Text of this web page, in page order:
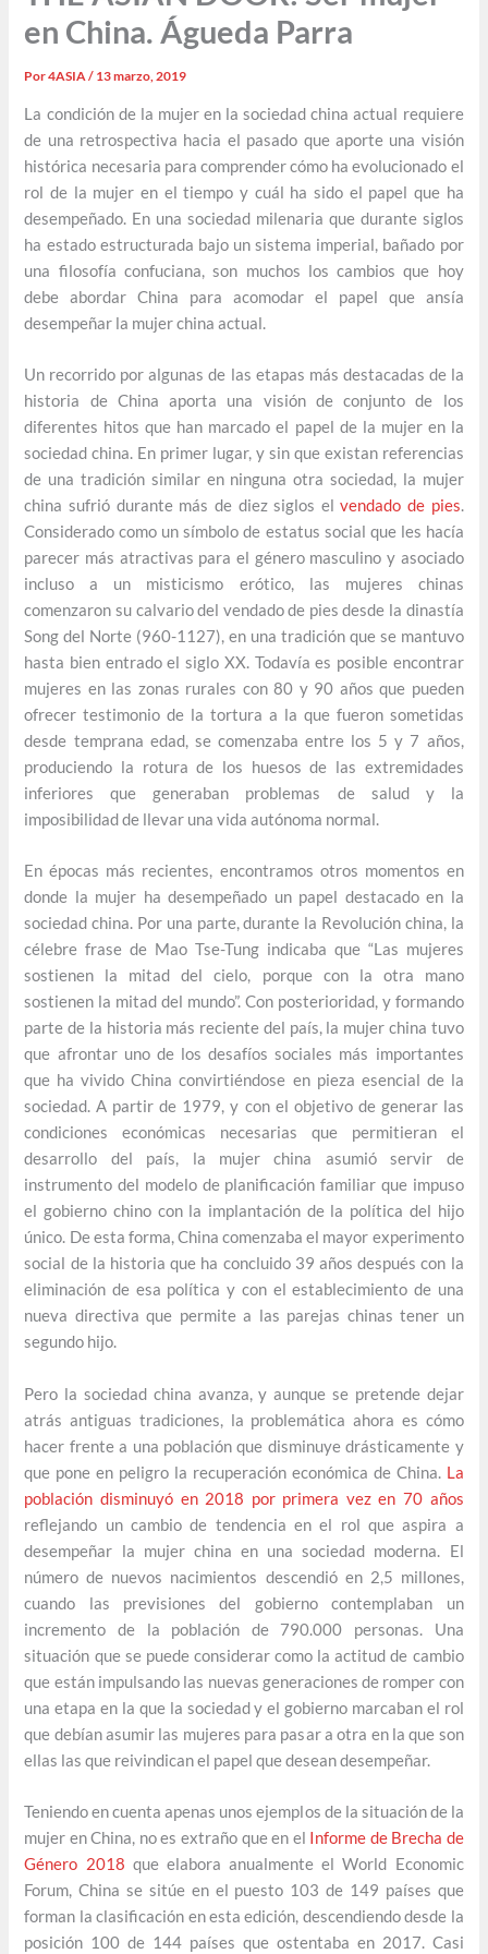
en China. Águeda Parra
Por4ASIA/ 13 marzo, 2019
La condición de la mujer en la sociedad china actual requiere
de una retrospectiva hacia el pasado que aporte una visión
histórica necesaria para comprender cómo ha evolucionado el
rol de la mujer en el tiempo y cuál ha sido el papel que ha
desempeñado. En una sociedad milenaria que durante siglos
ha estado estructurada bajo un sistema imperial, bañado por
una filosofía confuciana, son muchos los cambios que hoy
debe abordar China para acomodar el papel que ansía
desempeñar la mujer china actual.
Un recorrido por algunas de las etapas más destacadas de la
historia de China aporta una visión de conjunto de los
diferentes hitos que han marcado el papel de la mujer en la
sociedad china. En primer lugar, y sin que existan referencias
de una tradición similar en ninguna otra sociedad, la mujer
china sufrió durante más de diez siglos elvendado de pies.
Considerado como un símbolo de estatus social que les hacía
parecer más atractivas para el género masculino y asociado
incluso a un misticismo erótico, las mujeres chinas
comenzaron su calvario del vendado de pies desde la dinastía
Song del Norte (960-1127), en una tradición que se mantuvo
hasta bien entrado el siglo XX. Todavía es posible encontrar
mujeres en las zonas rurales con 80 y 90 años que pueden
ofrecer testimonio de la tortura a la que fueron sometidas
desde temprana edad, se comenzaba entre los 5 y 7 años,
produciendo la rotura de los huesos de las extremidades
inferiores que generaban problemas de salud y la
imposibilidad de llevar una vida autónoma normal.
En épocas más recientes, encontramos otros momentos en
donde la mujer ha desempeñado un papel destacado en la
sociedad china. Por una parte, durante la Revolución china, la
célebre frase de Mao Tse-Tung indicaba que “Las mujeres
sostienen la mitad del cielo, porque con la otra mano
sostienen la mitad del mundo”. Con posterioridad, y formando
parte de la historia más reciente del país, la mujer china tuvo
que afrontar uno de los desafíos sociales más importantes
que ha vivido China convirtiéndose en pieza esencial de la
sociedad. A partir de 1979, y con el objetivo de generar las
condiciones económicas necesarias que permitieran el
desarrollo del país, la mujer china asumió servir de
instrumento del modelo de planificación familiar que impuso
el gobierno chino con la implantación de la política del hijo
único. De esta forma, China comenzaba el mayor experimento
social de la historia que ha concluido 39 años después con la
eliminación de esa política y con el establecimiento de una
nueva directiva que permite a las parejas chinas tener un
segundo hijo.
Pero la sociedad china avanza, y aunque se pretende dejar
atrás antiguas tradiciones, la problemática ahora es cómo
hacer frente a una población que disminuye drásticamente y
que pone en peligro la recuperación económica de China. La
población disminuyó en 2018 por primera vez en 70 años
reflejando un cambio de tendencia en el rol que aspira a
desempeñar la mujer china en una sociedad moderna. El
número de nuevos nacimientos descendió en 2,5 millones,
cuando las previsiones del gobierno contemplaban un
incremento de la población de 790.000 personas. Una
situación que se puede considerar como la actitud de cambio
que están impulsando las nuevas generaciones de romper con
una etapa en la que la sociedad y el gobierno marcaban el rol
que debían asumir las mujeres para pasar a otra en la que son
ellas las que reivindican el papel que desean desempeñar.
Teniendo en cuenta apenas unos ejemplos de la situación de la
mujer en China, no es extraño que en el Informe de Brecha de
Género 2018 que elabora anualmente el World Economic
Forum, China se sitúe en el puesto 103 de 149 países que
forman la clasificación en esta edición, descendiendo desde la
posición 100 de 144 países que ostentaba en 2017. Casi